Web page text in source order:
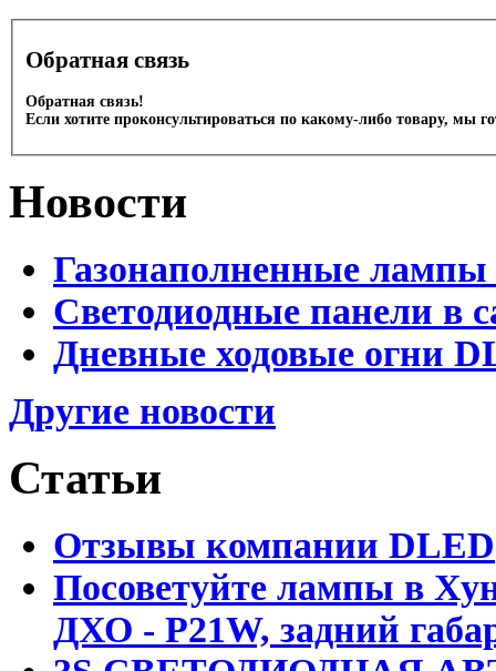
Обратная связь
Обратная связь!
Если хотите проконсультироваться по какому-либо товару, мы
Новости
Газонаполненные
Светодиодные панели в
Дневные ходовые огни
Другие новости
Статьи
Отзывы компании DLED
Посоветуйте лампы в
ДХО - P21W, задний